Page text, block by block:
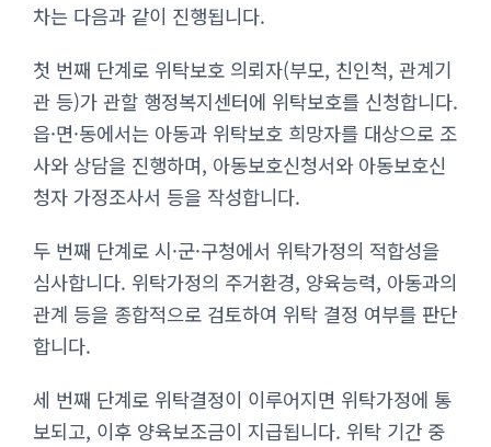
차는 다음과 같이 진행됩니다.
첫 번째 단계로 위탁보호 의뢰자(부모, 친인척, 관계기
관 등)가 관할 행정복지센터에 위탁보호를 신청합니다.
읍·면·동에서는 아동과 위탁보호 희망자를 대상으로 조
사와 상담을 진행하며, 아동보호신청서와 아동보호신
청자 가정조사서 등을 작성합니다.
두 번째 단계로 시·군·구청에서 위탁가정의 적합성을
심사합니다. 위탁가정의 주거환경, 양육능력, 아동과의
관계 등을 종합적으로 검토하여 위탁 결정 여부를 판단
합니다.
세 번째 단계로 위탁결정이 이루어지면 위탁가정에 통
보되고, 이후 양육보조금이 지급됩니다. 위탁 기간 중